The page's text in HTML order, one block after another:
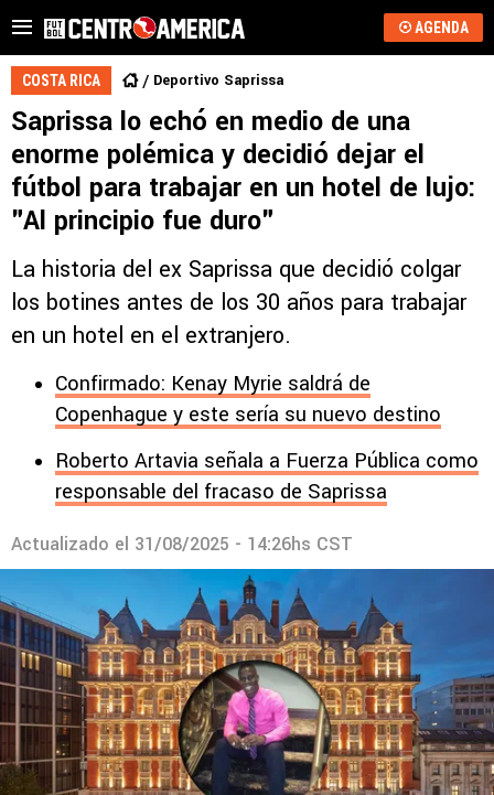
AGENDA
COSTA RICA Deportivo Saprissa
Saprissa lo echó en medio de una
enorme polémica y decidió dejar el
fútbol para trabajar en un hotel de lujo:
"Al principio fue duro"
La historia del ex Saprissa que decidió colgar
los botines antes de los 30 años para trabajar
en un hotel en el extranjero.
Confirmado: Kenay Myrie saldrá de
Copenhague y este sería su nuevo destino
Roberto Artavia señala a Fuerza Pública como
responsable del fracaso de Saprissa
Actualizado el 31/08/2025 - 14:26hs CST